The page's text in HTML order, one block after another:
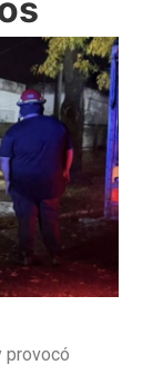
provocó